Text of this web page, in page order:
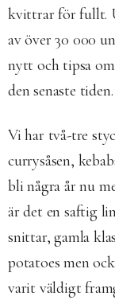
kvittrar för fullt.
av över 30 000
nytt och tipsa
den senaste tiden.
Vi har två-tre
currysåsen,
bli några år nu
är det en saftig
snittar, gamla
potatoes men
varit väldigt